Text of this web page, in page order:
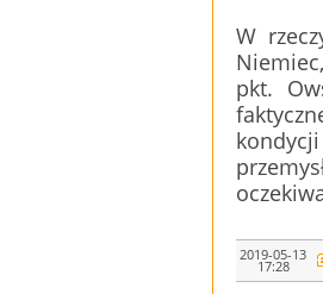
W
pkt.
2019-05-13
17:28